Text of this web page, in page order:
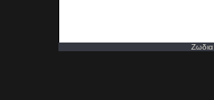
Ζωδια